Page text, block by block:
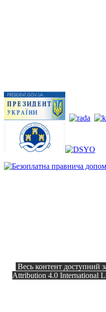
Весь контент доступний
Attribution 4.0 International